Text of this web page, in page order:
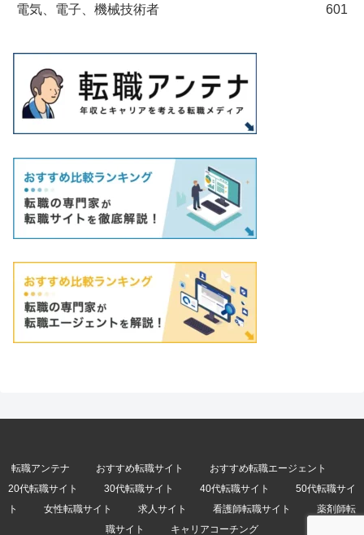
電気、電子、機械技術者 601
転職アンテナ おすすめ転職サイト
おすすめ転職エージェント
20代転職サイト
30代転職サイト 40代転職サイト
50代転職サイ
ト
女性転職サイト 求人サイト 看護師転職サイト
薬剤師転
職サイト
キャリアコーチング